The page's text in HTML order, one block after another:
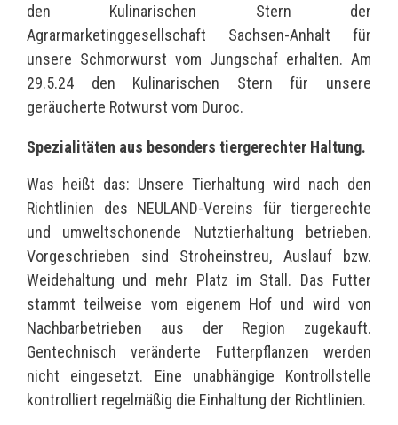
den Kulinarischen Stern der
Agrarmarketinggesellschaft Sachsen-Anhalt für
unsere Schmorwurst vom Jungschaf erhalten. Am
29.5.24 den Kulinarischen Stern für unsere
geräucherte Rotwurst vom Duroc.
Spezialitäten aus besonders tiergerechter Haltung.
Was heißt das: Unsere Tierhaltung wird nach den
Richtlinien des NEULAND-Vereins für tiergerechte
und umweltschonende Nutztierhaltung betrieben.
Vorgeschrieben sind Stroheinstreu, Auslauf bzw.
Weidehaltung und mehr Platz im Stall. Das Futter
stammt teilweise vom eigenem Hof und wird von
Nachbarbetrieben aus der Region zugekauft.
Gentechnisch veränderte Futterpflanzen werden
nicht eingesetzt. Eine unabhängige Kontrollstelle
kontrolliert regelmäßig die Einhaltung der Richtlinien.